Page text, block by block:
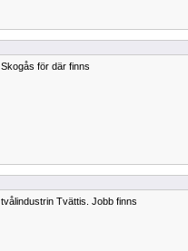
Skogås för där finns
tvålindustrin Tvättis. Jobb finns